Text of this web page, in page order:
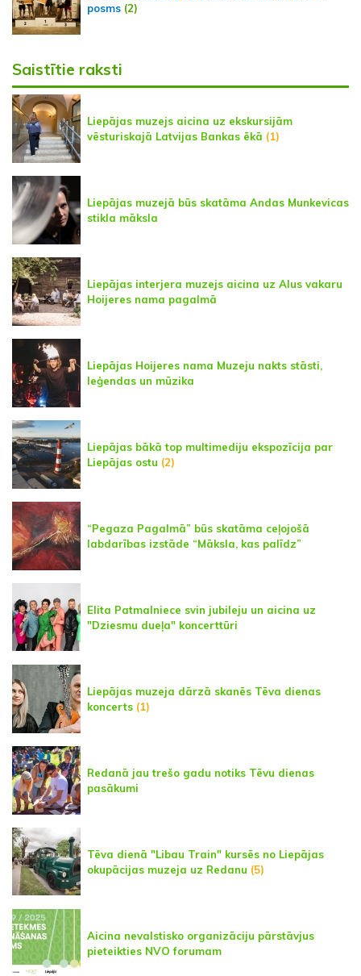
posms (2)
Saistītie raksti
Liepājas muzejs aicina uz ekskursijām
vēsturiskajā Latvijas Bankas ēkā (1)
Liepājas muzejā būs skatāma Andas Munkevicas
stikla māksla
Liepājas interjera muzejs aicina uz Alus vakaru
Hoijeres nama pagalmā
Liepājas Hoijeres nama Muzeju nakts stāsti,
leģendas un mūzika
Liepājas bākā top multimediju ekspozīcija par
Liepājas ostu (2)
“Pegaza Pagalmā” būs skatāma ceļojošā
labdarības izstāde “Māksla, kas palīdz”
Elita Patmalniece svin jubileju un aicina uz
"Dziesmu dueļa" koncerttūri
Liepājas muzeja dārzā skanēs Tēva dienas
koncerts (1)
Redanā jau trešo gadu notiks Tēvu dienas
pasākumi
Tēva dienā "Libau Train" kursēs no Liepājas
okupācijas muzeja uz Redanu (5)
Aicina nevalstisko organizāciju pārstāvjus
pieteikties NVO forumam